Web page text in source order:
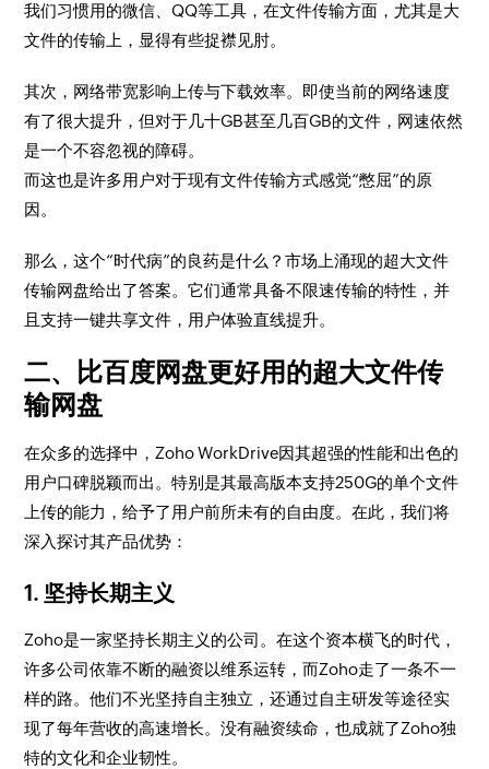
我们习惯用的微信、QQ等工具，在文件传输方面，尤其是大
文件的传输上，显得有些捉襟见肘。
其次，网络带宽影响上传与下载效率。即使当前的网络速度
有了很大提升，但对于几十GB甚至几百GB的文件，网速依然
是一个不容忽视的障碍。
而这也是许多用户对于现有文件传输方式感觉“憋屈”的原
因。
那么，这个“时代病”的良药是什么？市场上涌现的超大文件
传输网盘给出了答案。它们通常具备不限速传输的特性，并
且支持一键共享文件，用户体验直线提升。
二、比百度网盘更好用的超大文件传
输网盘
在众多的选择中，Zoho WorkDrive因其超强的性能和出色的
用户口碑脱颖而出。特别是其最高版本支持250G的单个文件
上传的能力，给予了用户前所未有的自由度。在此，我们将
深入探讨其产品优势：
1. 坚持长期主义
Zoho是一家坚持长期主义的公司。在这个资本横飞的时代，
许多公司依靠不断的融资以维系运转，而Zoho走了一条不一
样的路。他们不光坚持自主独立，还通过自主研发等途径实
现了每年营收的高速增长。没有融资续命，也成就了Zoho独
特的文化和企业韧性。